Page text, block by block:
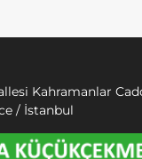
Kahramanlar
/ İstanbul